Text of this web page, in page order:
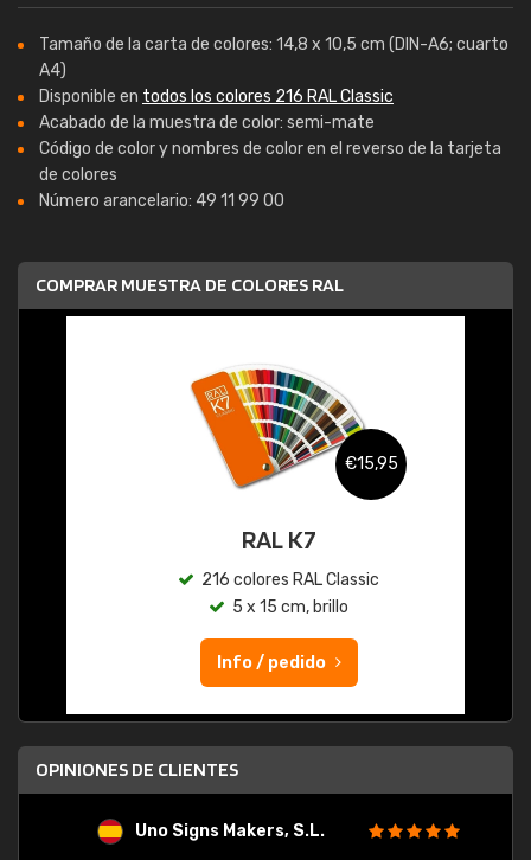
Tamaño de la carta de colores: 14,8 x 10,5 cm (DIN-A6; cuarto
A4)
Disponible en todos los colores 216 RAL Classic
Acabado de la muestra de color: semi-mate
Código de color y nombres de color en el reverso de la tarjeta
de colores
Número arancelario: 49 11 99 00
COMPRAR MUESTRA DE COLORES RAL
€15,95
RAL K7
216 colores RAL Classic
5 x 15 cm, brillo
Info / pedido
OPINIONES DE CLIENTES
Uno Signs Makers, S.L.